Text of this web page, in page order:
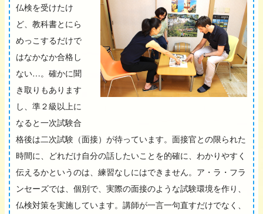
仏検を受けたけ
ど、教科書とにら
めっこするだけで
はなかなか合格し
ない…。確かに聞
き取りもあります
し、準２級以上に
なると一次試験合
格後は二次試験（面接）が待っています。面接官との限られた
時間に、どれだけ自分の話したいことを的確に、わかりやすく
伝えるかというのは、練習なしにはできません。ア・ラ・フラ
ンセーズでは、個別で、実際の面接のような試験環境を作り、
仏検対策を実施しています。講師が一言一句直すだけでなく、